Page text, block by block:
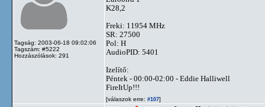
Tagság: 2003-06-18 09:02:06
Tagszám: #5222
Hozzászólások: 291
K28,2
Freki: 11954 MHz
SR: 27500
Pol: H
AudioPID: 5401
Izelítő:
Péntek - 00:00-02:00 - Eddie Halliwell
FireItUp!!!
[válaszok erre: #107]